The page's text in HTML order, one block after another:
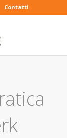
Contatti